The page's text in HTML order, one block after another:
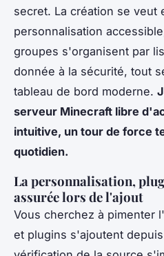
secret. La création se veut
personnalisation
groupes s'organisent par
donnée à la sécurité, tout
tableau de bord moderne.
serveur Minecraft libre
intuitive, un tour de force
quotidien.
La personnalisation,
assurée lors de l'ajout
Vous cherchez à pimenter
et plugins s'ajoutent